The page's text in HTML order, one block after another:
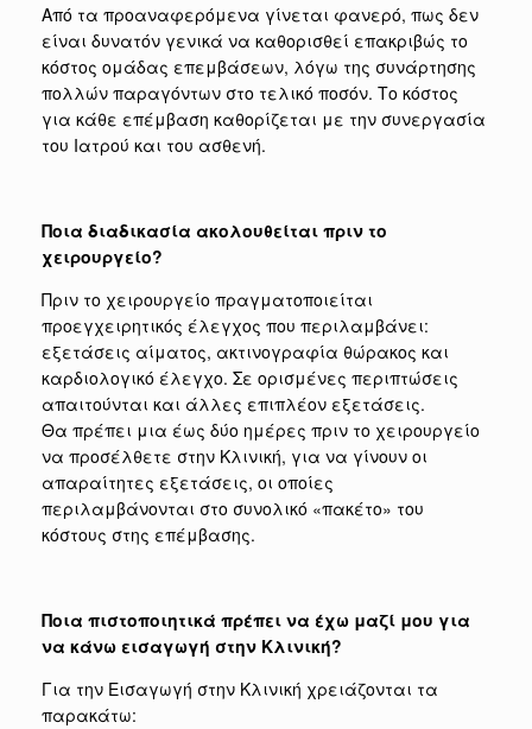
Από τα προαναφερόμενα γίνεται φανερό, πως δεν
είναι δυνατόν γενικά να καθορισθεί επακριβώς το
κόστος ομάδας επεμβάσεων, λόγω της συνάρτησης
πολλών παραγόντων στο τελικό ποσόν. Το κόστος
για κάθε επέμβαση καθορίζεται με την συνεργασία
του Ιατρού και του ασθενή.
Ποια διαδικασία ακολουθείται πριν το
χειρουργείο?
Πριν το χειρουργείο πραγματοποιείται
προεγχειρητικός έλεγχος που περιλαμβάνει:
εξετάσεις αίματος, ακτινογραφία θώρακος και
καρδιολογικό έλεγχο. Σε ορισμένες περιπτώσεις
απαιτούνται και άλλες επιπλέον εξετάσεις.
Θα πρέπει μια έως δύο ημέρες πριν το χειρουργείο
να προσέλθετε στην Κλινική, για να γίνουν οι
απαραίτητες εξετάσεις, οι οποίες
περιλαμβάνονται στο συνολικό «πακέτο» του
κόστους στης επέμβασης.
Ποια πιστοποιητικά πρέπει να έχω μαζί μου για
να κάνω εισαγωγή στην Κλινική?
Για την Εισαγωγή στην Κλινική χρειάζονται τα
παρακάτω: